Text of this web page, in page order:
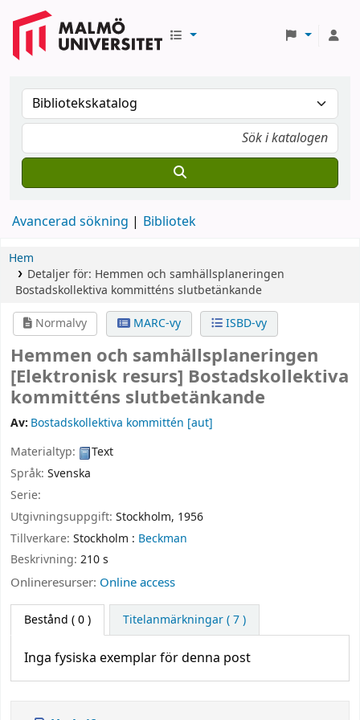
Avancerad sökning Bibliotek
Hem
Detaljer för: Hemmen och samhällsplaneringen
Bostadskollektiva kommitténs slutbetänkande
Normalvy
MARC-vy ISBD-vy
Hemmen och samhällsplaneringen
[Elektronisk resurs] Bostadskollektiva
kommitténs slutbetänkande
Av: Bostadskollektiva kommittén [aut]
Materialtyp:
Text
Språk: Svenska
Serie:
Utgivningsuppgift: Stockholm, 1956
Tillverkare: Stockholm : Beckman
Beskrivning: 210 s
Onlineresurser: Online access
Bestånd ( 0 ) Titelanmärkningar ( 7 )
Inga fysiska exemplar för denna post